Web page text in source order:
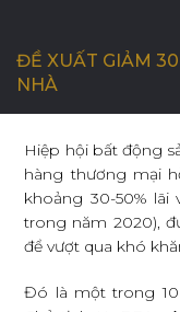
CƠ H
ĐỀ XUẤT GIẢM
NHÀ
Hiệp hội bất động
hàng thương mại
khoảng 30-50% lãi
trong năm 2020),
để vượt qua khó
Đó là một trong